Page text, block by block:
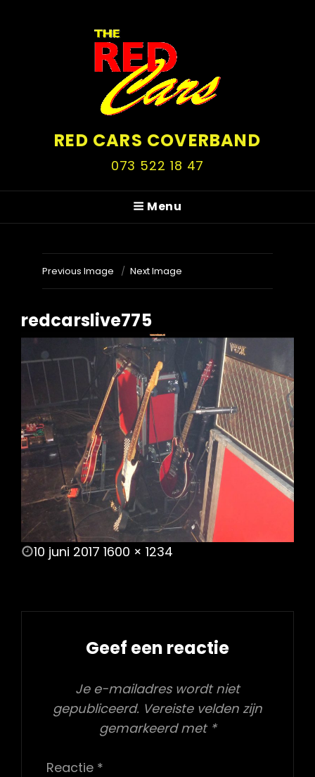
RED CARS COVERBAND
073 522 18 47
Menu
Previous Image Next Image
redcarslive775
POSTED
10 juni 2017 1600 × 1234
Geef een reactie
Je e-mailadres wordt niet
gepubliceerd. Vereiste velden zijn
gemarkeerd met *
Reactie *